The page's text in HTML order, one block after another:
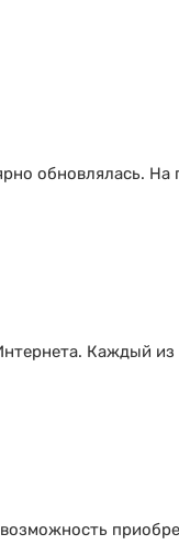
обновлялась. На
Каждый